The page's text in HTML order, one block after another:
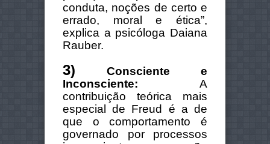
conduta, noções de certo e
errado, moral e ética”,
explica a psicóloga Daiana
Rauber.
3) Consciente e
Inconsciente: A
contribuição teórica mais
especial de Freud é a de
que o comportamento é
governado por processos